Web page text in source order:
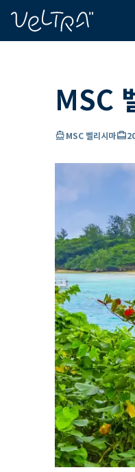
MSC
directions_boatMSC 벨리시마card_travel